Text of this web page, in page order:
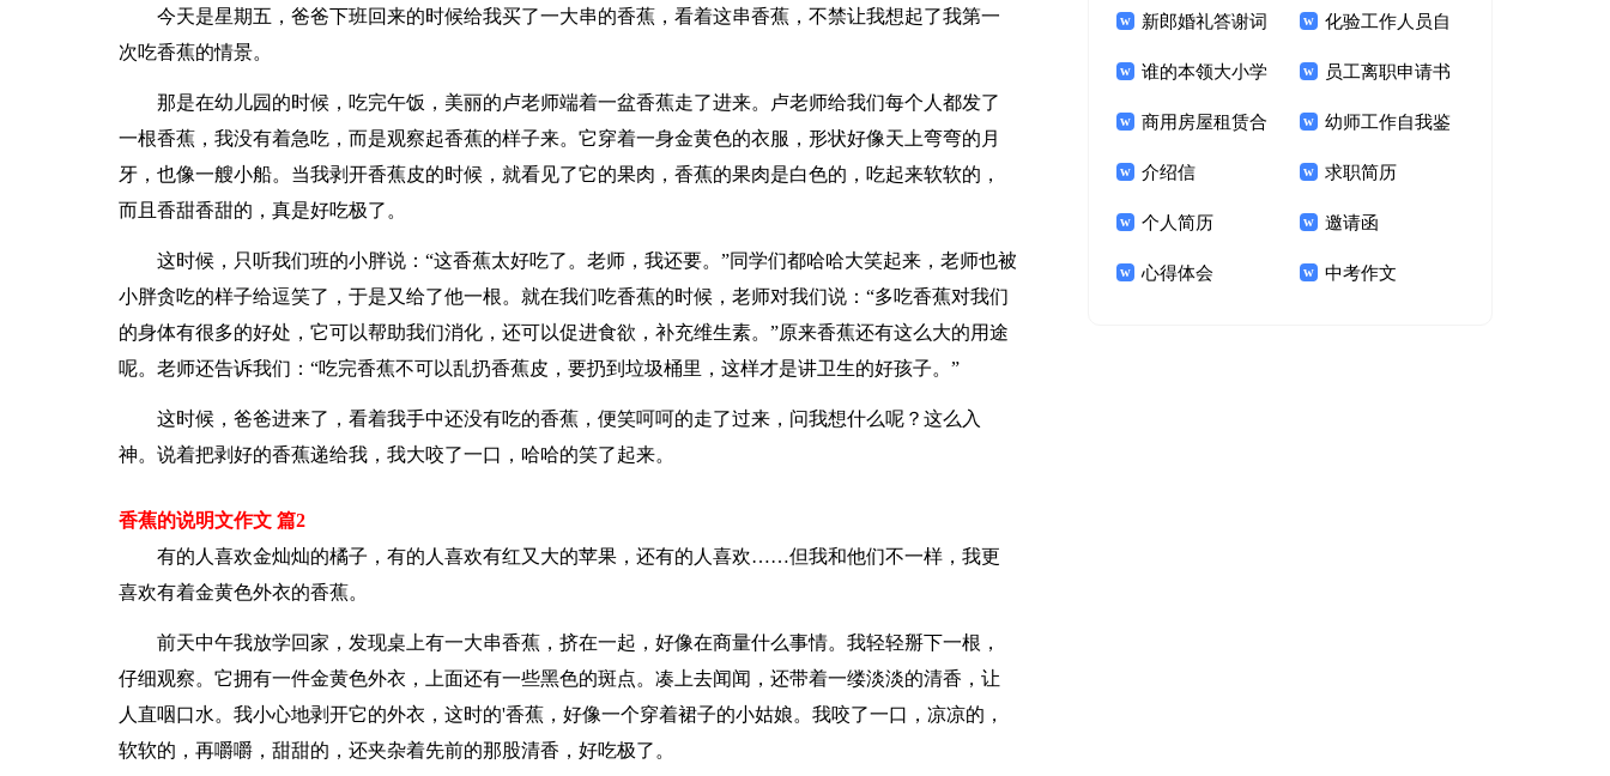
今天是星期五，爸爸下班回来的时候给我买了一大串的香蕉，看着这串香蕉，不禁让我想起了我第一
次吃香蕉的情景。
那是在幼儿园的时候，吃完午饭，美丽的卢老师端着一盆香蕉走了进来。卢老师给我们每个人都发了
一根香蕉，我没有着急吃，而是观察起香蕉的样子来。它穿着一身金黄色的衣服，形状好像天上弯弯的月
牙，也像一艘小船。当我剥开香蕉皮的时候，就看见了它的果肉，香蕉的果肉是白色的，吃起来软软的，
而且香甜香甜的，真是好吃极了。
这时候，只听我们班的小胖说：“这香蕉太好吃了。老师，我还要。”同学们都哈哈大笑起来，老师也被
小胖贪吃的样子给逗笑了，于是又给了他一根。就在我们吃香蕉的时候，老师对我们说：“多吃香蕉对我们
的身体有很多的好处，它可以帮助我们消化，还可以促进食欲，补充维生素。”原来香蕉还有这么大的用途
呢。老师还告诉我们：“吃完香蕉不可以乱扔香蕉皮，要扔到垃圾桶里，这样才是讲卫生的好孩子。”
这时候，爸爸进来了，看着我手中还没有吃的香蕉，便笑呵呵的走了过来，问我想什么呢？这么入
神。说着把剥好的香蕉递给我，我大咬了一口，哈哈的笑了起来。
香蕉的说明文作文 篇2
有的人喜欢金灿灿的橘子，有的人喜欢有红又大的苹果，还有的人喜欢……但我和他们不一样，我更
喜欢有着金黄色外衣的香蕉。
前天中午我放学回家，发现桌上有一大串香蕉，挤在一起，好像在商量什么事情。我轻轻掰下一根，
仔细观察。它拥有一件金黄色外衣，上面还有一些黑色的斑点。凑上去闻闻，还带着一缕淡淡的清香，让
人直咽口水。我小心地剥开它的外衣，这时的'香蕉，好像一个穿着裙子的小姑娘。我咬了一口，凉凉的，
软软的，再嚼嚼，甜甜的，还夹杂着先前的那股清香，好吃极了。
15篇新郎婚礼答谢词
锦集十篇
化验工作人员自
我鉴定
谁的本领大小学
作文
员工离职申请书
商用房屋租赁合
同15篇
幼师工作自我鉴
定(15篇)
介绍信 求职简历
个人简历 邀请函
心得体会 中考作文